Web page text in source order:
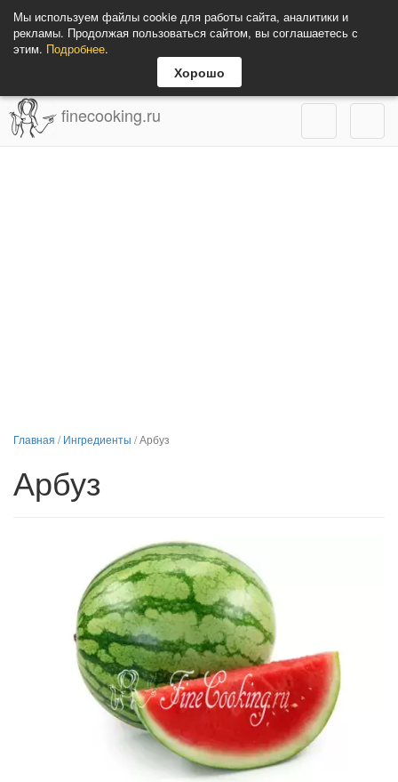
Мы используем файлы cookie для работы сайта, аналитики и
рекламы. Продолжая пользоваться сайтом, вы соглашаетесь с
этим. Подробнее.
Хорошо
finecooking.ru
Главная /Ингредиенты /Арбуз
Арбуз